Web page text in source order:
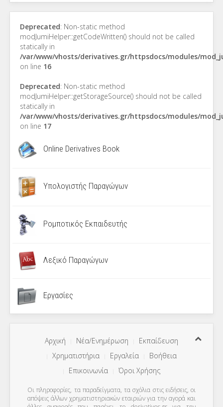
Deprecated: Non-static method
modJumiHelper::getCodeWritten() should not be called
statically in
/var/www/vhosts/derivatives.gr/httpsdocs/modules/
on line 16
Deprecated: Non-static method
modJumiHelper::getStorageSource() should not be called
statically in
/var/www/vhosts/derivatives.gr/httpsdocs/modules/
on line 17
Online Derivatives Book
Υπολογιστής Παραγώγων
Ρομποτικός Εκπαιδευτής
Λεξικό Παραγώγων
Εργασίες
Αρχική Νέα/Ενημέρωση
Εκπαίδευση
Χρηματιστήρια
Εργαλεία
Βοήθεια
Επικοινωνία
Όροι Χρήσης
Οι πληροφορίες, τα παραδείγματα, τα σχόλια στις ειδήσεις, οι
απόψεις άλλων χρηματιστηριακών εταιριών για την αγορά και